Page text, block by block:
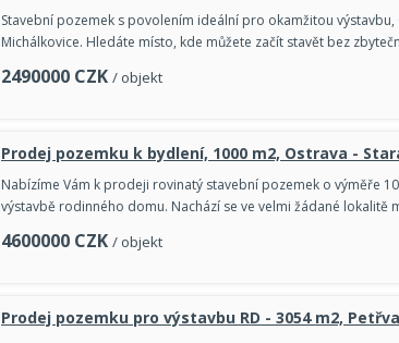
Stavební pozemek s povolením ideální pro okamžitou výstavbu,
Michálkovice. Hledáte místo, kde můžete začít stavět bez
2490000 CZK / objekt
Prodej pozemku k bydlení, 1000 m2, Ostrava -
Nabízíme Vám k prodeji rovinatý stavební pozemek o výměře
výstavbě rodinného domu. Nachází se ve velmi žádané lokalitě
4600000 CZK / objekt
Prodej pozemku pro výstavbu RD - 3054 m2,